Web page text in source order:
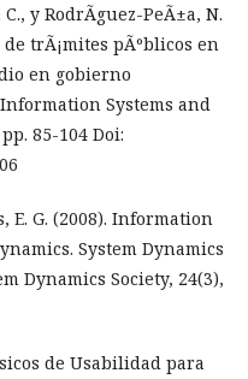
y RodrÃ­guez-PeÃ±a, N.
trÃ¡mites pÃºblicos en
en gobierno
Systems and
85-104 Doi:
E. G. (2008). Information
System Dynamics
Dynamics Society, 24(3),
de Usabilidad para